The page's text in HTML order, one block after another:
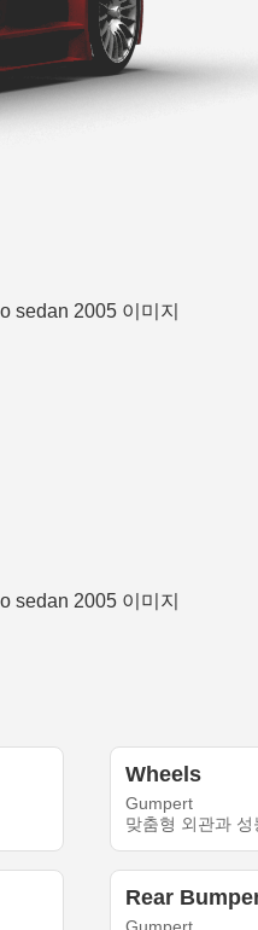
Wheels
Gumpert
맞춤형 외관과
Rear